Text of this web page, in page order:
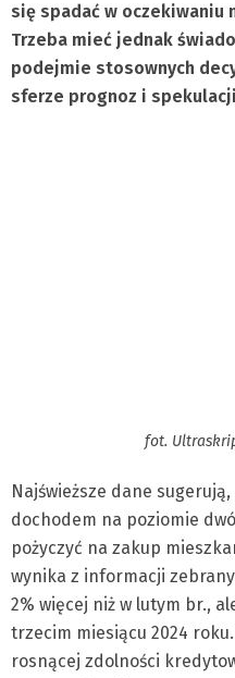
się spadać w oczekiwaniu
Trzeba mieć jednak
podejmie stosownych
sferze prognoz i
fot.
Najświeższe dane
dochodem na poziomie
pożyczyć na zakup
wynika z informacji
2% więcej niż w lutym br.,
trzecim miesiącu 2024
rosnącej zdolności